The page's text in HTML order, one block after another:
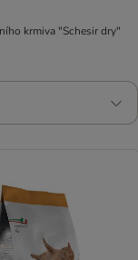
krmiva "Schesir dry"